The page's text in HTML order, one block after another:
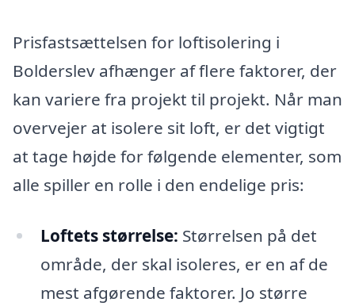
Prisfastsættelsen for loftisolering i
Bolderslev afhænger af flere faktorer, der
kan variere fra projekt til projekt. Når man
overvejer at isolere sit loft, er det vigtigt
at tage højde for følgende elementer, som
alle spiller en rolle i den endelige pris:
Loftets størrelse: Størrelsen på det
område, der skal isoleres, er en af de
mest afgørende faktorer. Jo større